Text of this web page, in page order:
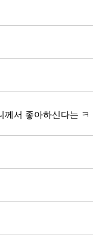
께서 좋아하신다는 ㅋ